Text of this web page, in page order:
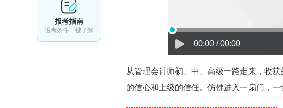
报考指南
报考条件一键了解
00:00 / 00:00
从管理会计师初、中、高级一路走来，收
的信心和上级的信任。仿佛进入一扇门，一